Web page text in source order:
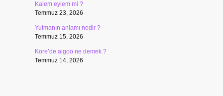
Kalem eylem mi ?
Temmuz 23, 2026
Yutmanın anlamı nedir ?
Temmuz 15, 2026
Kore’de aigoo ne demek ?
Temmuz 14, 2026